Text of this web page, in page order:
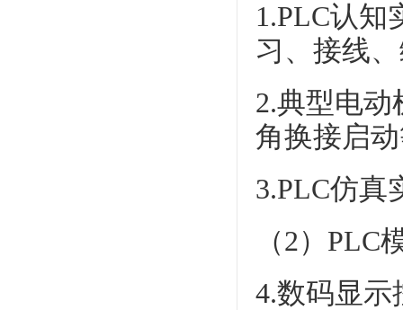
1.PLC认知
习、接线
2.典型电
角换接启
3.PLC仿真
（2）PLC
4.数码显示